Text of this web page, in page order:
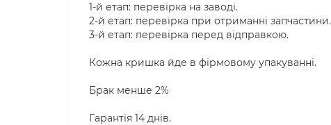
1-й етап: перевірка на заводі.
2-й етап: перевірка при отриманні запчастини.
3-й етап: перевірка перед відправкою.
Кожна кришка йде в фірмовому упакуванні.
Брак менше 2%
Гарантія 14 днів.